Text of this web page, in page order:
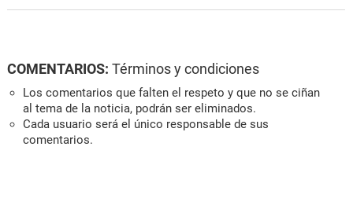
COMENTARIOS: Términos y condiciones
Los comentarios que falten el respeto y que no se ciñan
al tema de la noticia, podrán ser eliminados.
Cada usuario será el único responsable de sus
comentarios.